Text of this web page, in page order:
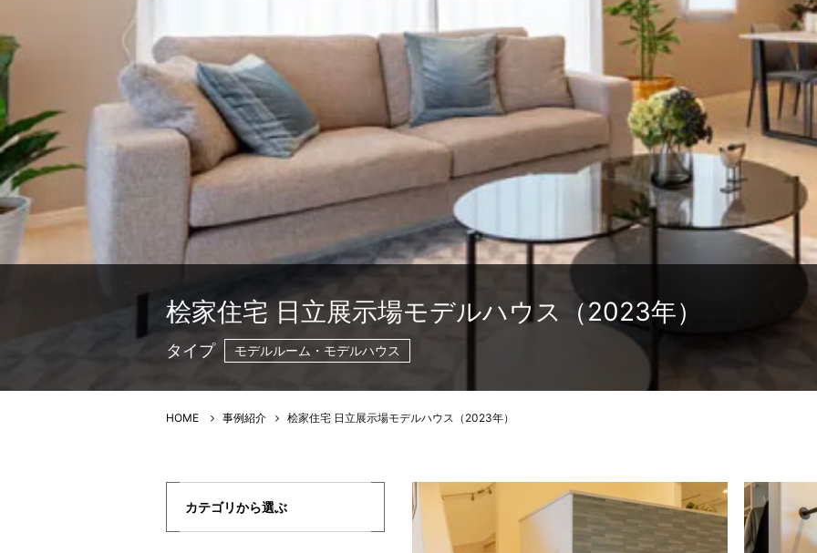
桧家住宅 日立展示場モデルハウス（2023年）
タイプ モデルルーム・モデルハウス
HOME 事例紹介 桧家住宅 日立展示場モデルハウス（2023年）
カテゴリから選ぶ